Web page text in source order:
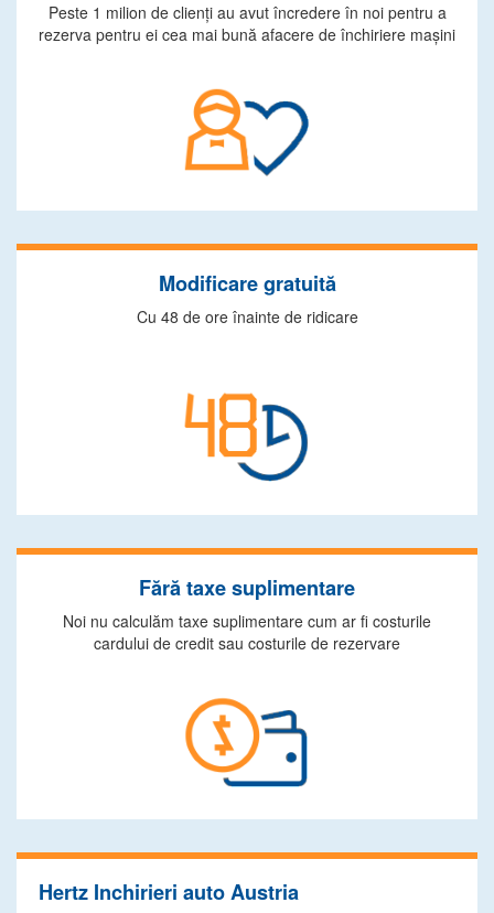
Peste 1 milion de clienţi au avut încredere în noi pentru a
rezerva pentru ei cea mai bună afacere de închiriere maşini
Modificare gratuită
Cu 48 de ore înainte de ridicare
Fără taxe suplimentare
Noi nu calculăm taxe suplimentare cum ar fi costurile
cardului de credit sau costurile de rezervare
Hertz Inchirieri auto Austria